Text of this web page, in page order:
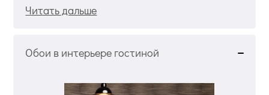
Читать дальше
Обои в интерьере гостиной